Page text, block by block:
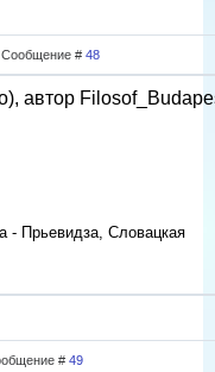
Сообщение # 48
автор
- Прьевидза, Словацкая
# 49